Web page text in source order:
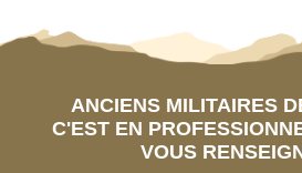
ANCIENS MILITAIRES
C'EST EN
VOUS